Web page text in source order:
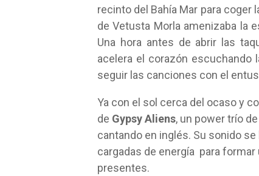
recinto del Bahía Mar para
de Vetusta Morla amenizaba la
Una hora antes de abrir las
acelera el corazón escuchando
seguir las canciones con el
Ya con el sol cerca del ocaso y
de Gypsy Aliens, un power trío
cantando en inglés. Su sonido
cargadas de energía para
presentes.